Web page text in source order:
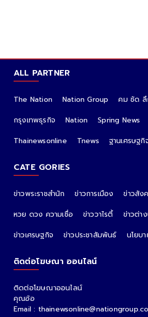
ALL PARTNER
The Nation Nation Group
คม ชัด
กรุงเทพธุรกิจ
Nation
Spring News
Thainewsonline
Tnews ฐานเศรษฐกิ
CATE GORIES
ข่าวพระราชสำนัก ข่าวการเมือง ข่าวสัง
หวย ดวง ความเชื่อ
ข่าววาไรตี้
ข่าวต่า
ข่าวเศรษฐกิจ
ข่าวประชาสัมพันธ์ นโยบ
ติดต่อโฆษณา ออนไลน์
ติดต่อโฆษณาออนไลน์
คุณอ้อ
Email :